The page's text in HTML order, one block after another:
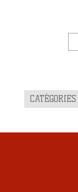
CATÉGORIES